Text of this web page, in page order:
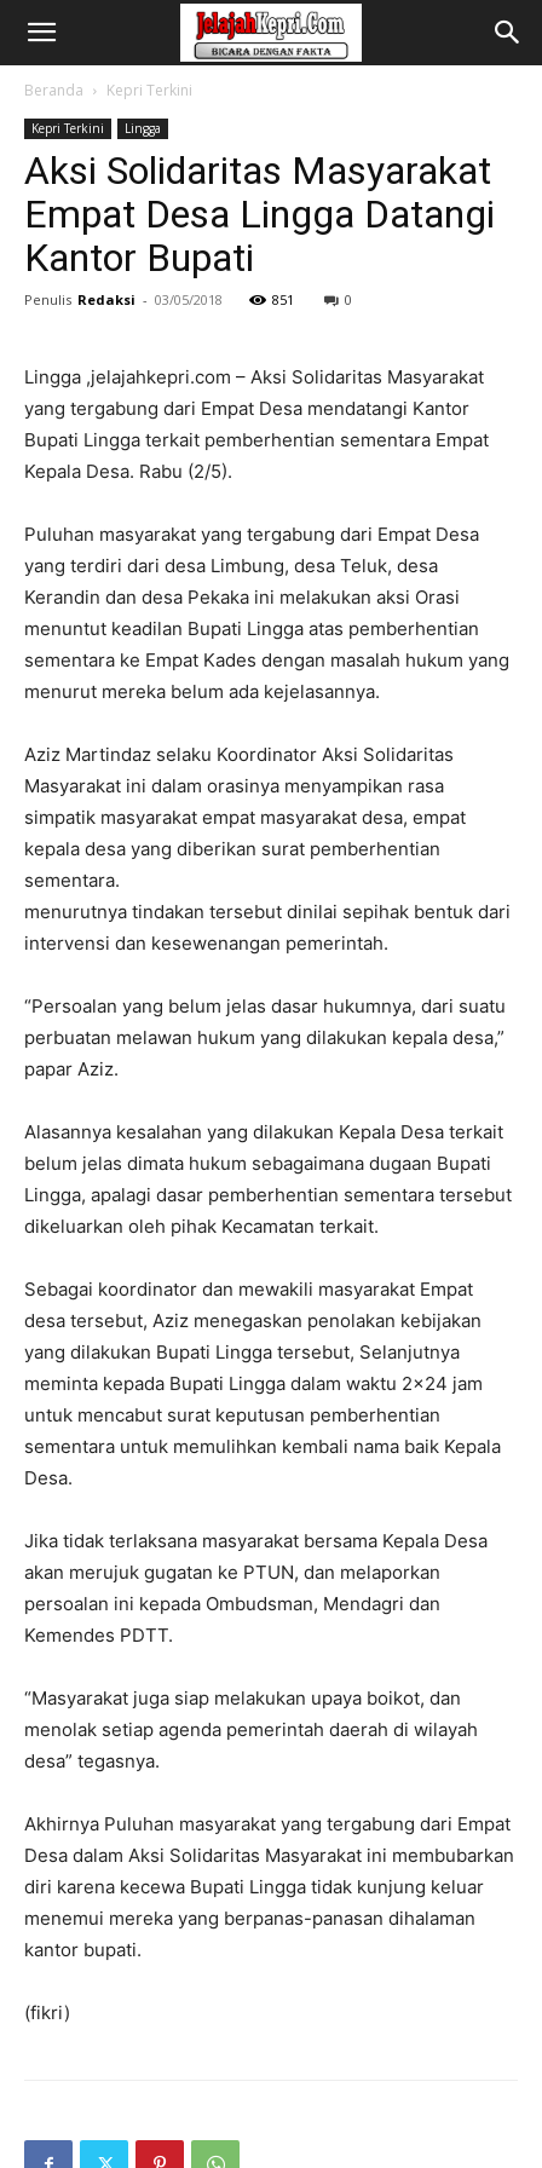
Beranda Kepri Terkini
Kepri Terkini Lingga
Aksi Solidaritas Masyarakat
Empat Desa Lingga Datangi
Kantor Bupati
Penulis Redaksi - 03/05/2018 851 0
Lingga ,jelajahkepri.com – Aksi Solidaritas Masyarakat
yang tergabung dari Empat Desa mendatangi Kantor
Bupati Lingga terkait pemberhentian sementara Empat
Kepala Desa. Rabu (2/5).
Puluhan masyarakat yang tergabung dari Empat Desa
yang terdiri dari desa Limbung, desa Teluk, desa
Kerandin dan desa Pekaka ini melakukan aksi Orasi
menuntut keadilan Bupati Lingga atas pemberhentian
sementara ke Empat Kades dengan masalah hukum yang
menurut mereka belum ada kejelasannya.
Aziz Martindaz selaku Koordinator Aksi Solidaritas
Masyarakat ini dalam orasinya menyampikan rasa
simpatik masyarakat empat masyarakat desa, empat
kepala desa yang diberikan surat pemberhentian
sementara.
menurutnya tindakan tersebut dinilai sepihak bentuk dari
intervensi dan kesewenangan pemerintah.
“Persoalan yang belum jelas dasar hukumnya, dari suatu
perbuatan melawan hukum yang dilakukan kepala desa,”
papar Aziz.
Alasannya kesalahan yang dilakukan Kepala Desa terkait
belum jelas dimata hukum sebagaimana dugaan Bupati
Lingga, apalagi dasar pemberhentian sementara tersebut
dikeluarkan oleh pihak Kecamatan terkait.
Sebagai koordinator dan mewakili masyarakat Empat
desa tersebut, Aziz menegaskan penolakan kebijakan
yang dilakukan Bupati Lingga tersebut, Selanjutnya
meminta kepada Bupati Lingga dalam waktu 2×24 jam
untuk mencabut surat keputusan pemberhentian
sementara untuk memulihkan kembali nama baik Kepala
Desa.
Jika tidak terlaksana masyarakat bersama Kepala Desa
akan merujuk gugatan ke PTUN, dan melaporkan
persoalan ini kepada Ombudsman, Mendagri dan
Kemendes PDTT.
“Masyarakat juga siap melakukan upaya boikot, dan
menolak setiap agenda pemerintah daerah di wilayah
desa” tegasnya.
Akhirnya Puluhan masyarakat yang tergabung dari Empat
Desa dalam Aksi Solidaritas Masyarakat ini membubarkan
diri karena kecewa Bupati Lingga tidak kunjung keluar
menemui mereka yang berpanas-panasan dihalaman
kantor bupati.
(fikri)